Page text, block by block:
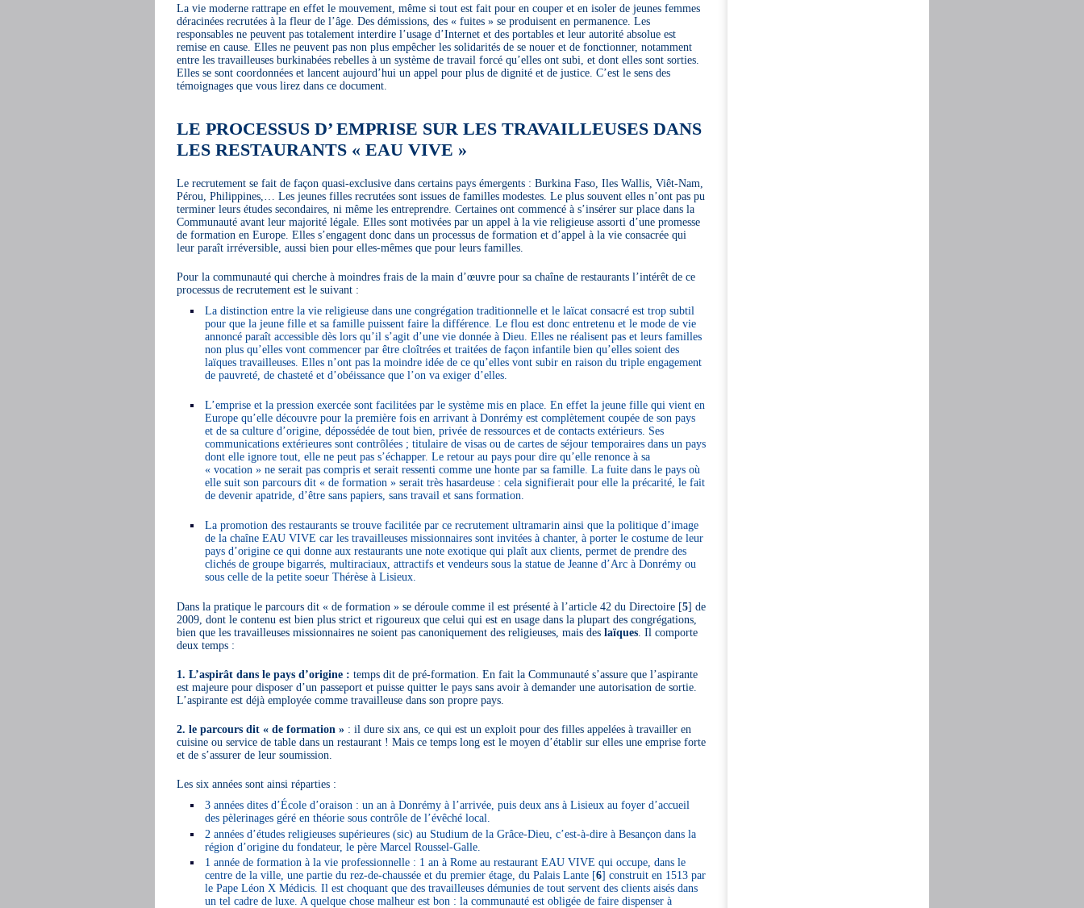
La vie moderne rattrape en effet le mouvement, même si tout est fait pour en couper et en isoler de jeunes femmes
déracinées recrutées à la fleur de l’âge. Des démissions, des « fuites » se produisent en permanence. Les
responsables ne peuvent pas totalement interdire l’usage d’Internet et des portables et leur autorité absolue est
remise en cause. Elles ne peuvent pas non plus empêcher les solidarités de se nouer et de fonctionner, notamment
entre les travailleuses burkinabées rebelles à un système de travail forcé qu’elles ont subi, et dont elles sont sorties.
Elles se sont coordonnées et lancent aujourd’hui un appel pour plus de dignité et de justice. C’est le sens des
témoignages que vous lirez dans ce document.
LE PROCESSUS D’ EMPRISE SUR LES TRAVAILLEUSES DANS
LES RESTAURANTS « EAU VIVE »
Le recrutement se fait de façon quasi-exclusive dans certains pays émergents : Burkina Faso, Iles Wallis, Viêt-Nam,
Pérou, Philippines,… Les jeunes filles recrutées sont issues de familles modestes. Le plus souvent elles n’ont pas pu
terminer leurs études secondaires, ni même les entreprendre. Certaines ont commencé à s’insérer sur place dans la
Communauté avant leur majorité légale. Elles sont motivées par un appel à la vie religieuse assorti d’une promesse
de formation en Europe. Elles s’engagent donc dans un processus de formation et d’appel à la vie consacrée qui
leur paraît irréversible, aussi bien pour elles-mêmes que pour leurs familles.
Pour la communauté qui cherche à moindres frais de la main d’œuvre pour sa chaîne de restaurants l’intérêt de ce
processus de recrutement est le suivant :
La distinction entre la vie religieuse dans une congrégation traditionnelle et le laïcat consacré est trop subtil
pour que la jeune fille et sa famille puissent faire la différence. Le flou est donc entretenu et le mode de vie
annoncé paraît accessible dès lors qu’il s’agit d’une vie donnée à Dieu. Elles ne réalisent pas et leurs familles
non plus qu’elles vont commencer par être cloîtrées et traitées de façon infantile bien qu’elles soient des
laïques travailleuses. Elles n’ont pas la moindre idée de ce qu’elles vont subir en raison du triple engagement
de pauvreté, de chasteté et d’obéissance que l’on va exiger d’elles.
L’emprise et la pression exercée sont facilitées par le système mis en place. En effet la jeune fille qui vient en
Europe qu’elle découvre pour la première fois en arrivant à Donrémy est complètement coupée de son pays
et de sa culture d’origine, dépossédée de tout bien, privée de ressources et de contacts extérieurs. Ses
communications extérieures sont contrôlées ; titulaire de visas ou de cartes de séjour temporaires dans un pays
dont elle ignore tout, elle ne peut pas s’échapper. Le retour au pays pour dire qu’elle renonce à sa
« vocation » ne serait pas compris et serait ressenti comme une honte par sa famille. La fuite dans le pays où
elle suit son parcours dit « de formation » serait très hasardeuse : cela signifierait pour elle la précarité, le fait
de devenir apatride, d’être sans papiers, sans travail et sans formation.
La promotion des restaurants se trouve facilitée par ce recrutement ultramarin ainsi que la politique d’image
de la chaîne EAU VIVE car les travailleuses missionnaires sont invitées à chanter, à porter le costume de leur
pays d’origine ce qui donne aux restaurants une note exotique qui plaît aux clients, permet de prendre des
clichés de groupe bigarrés, multiraciaux, attractifs et vendeurs sous la statue de Jeanne d’Arc à Donrémy ou
sous celle de la petite soeur Thérèse à Lisieux.
Dans la pratique le parcours dit « de formation » se déroule comme il est présenté à l’article 42 du Directoire[5] de
2009, dont le contenu est bien plus strict et rigoureux que celui qui est en usage dans la plupart des congrégations,
bien que les travailleuses missionnaires ne soient pas canoniquement des religieuses, mais des laïques. Il comporte
deux temps :
1. L’aspirât dans le pays d’origine : temps dit de pré-formation. En fait la Communauté s’assure que l’aspirante
est majeure pour disposer d’un passeport et puisse quitter le pays sans avoir à demander une autorisation de sortie.
L’aspirante est déjà employée comme travailleuse dans son propre pays.
2. le parcours dit « de formation »: il dure six ans, ce qui est un exploit pour des filles appelées à travailler en
cuisine ou service de table dans un restaurant ! Mais ce temps long est le moyen d’établir sur elles une emprise forte
et de s’assurer de leur soumission.
Les six années sont ainsi réparties :
3 années dites d’École d’oraison : un an à Donrémy à l’arrivée, puis deux ans à Lisieux au foyer d’accueil
des pèlerinages géré en théorie sous contrôle de l’évêché local.
2 années d’études religieuses supérieures (sic) au Studium de la Grâce-Dieu, c’est-à-dire à Besançon dans la
région d’origine du fondateur, le père Marcel Roussel-Galle.
1 année de formation à la vie professionnelle : 1 an à Rome au restaurant EAU VIVE qui occupe, dans le
centre de la ville, une partie du rez-de-chaussée et du premier étage, du Palais Lante[6] construit en 1513 par
le Pape Léon X Médicis. Il est choquant que des travailleuses démunies de tout servent des clients aisés dans
un tel cadre de luxe. A quelque chose malheur est bon : la communauté est obligée de faire dispenser à